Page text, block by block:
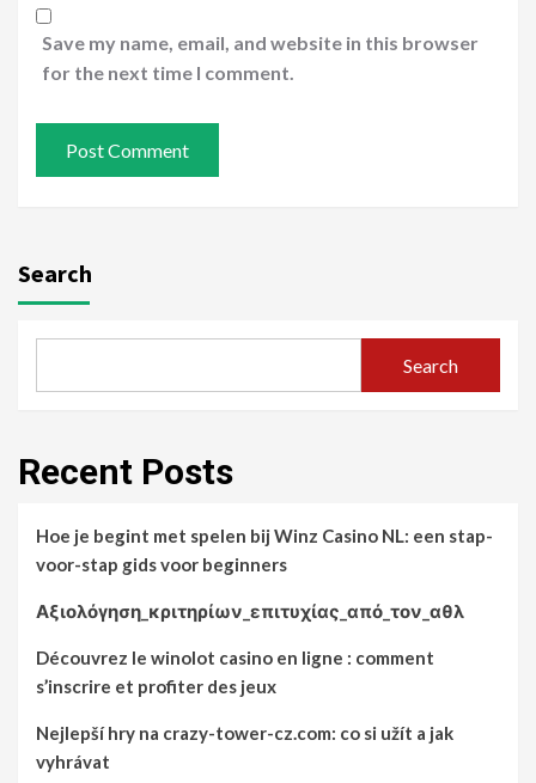
Save my name, email, and website in this browser
for the next time I comment.
Search
Search
Recent Posts
Hoe je begint met spelen bij Winz Casino NL: een stap-
voor-stap gids voor beginners
Αξιολόγηση_κριτηρίων_επιτυχίας_από_τον_αθλ
Découvrez le winolot casino en ligne : comment
s’inscrire et profiter des jeux
Nejlepší hry na crazy-tower-cz.com: co si užít a jak
vyhrávat